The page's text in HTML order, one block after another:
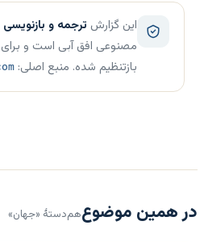
این گزارش ترجمه و
مصنوعی افق آبی است و برای
بازتنظیم شده. منبع اصلی:
در همین موضوعهم‌دستهٔ «جهان»